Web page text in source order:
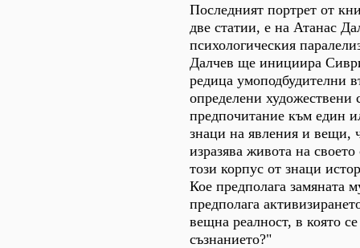
Последният портрет от
две статии, е на Атанас
психологическия
Далчев ще инициира
редица умоподбудителни
определени художествени
предпочитание към един
знаци на явления и вещи,
изразява живота на
този корпус от знаци
Кое предполага замяната
предполага
вещна реалност, в която
съзнанието?"